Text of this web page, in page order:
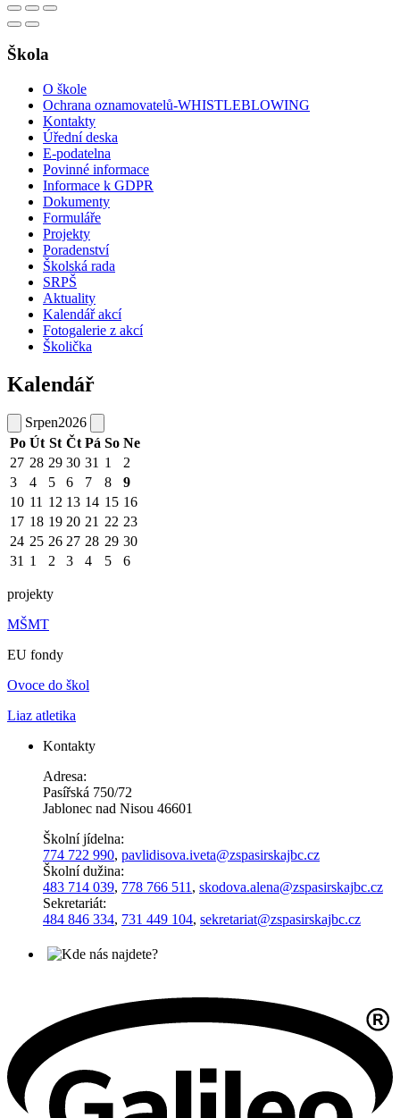
Škola
O škole
Ochrana oznamovatelů-WHISTLEBLOWING
Kontakty
Úřední deska
E-podatelna
Povinné informace
Informace k GDPR
Dokumenty
Formuláře
Projekty
Poradenství
Školská rada
SRPŠ
Aktuality
Kalendář akcí
Fotogalerie z akcí
Školička
Kalendář
Srpen2026
Po Út St Čt Pá So Ne
27 28 29 30 31 1
2
3
4 5 6 7 8
9
10 11 12 13 14 15 16
17 18 19 20 21 22 23
24 25 26 27 28 29 30
31 1 2 3 4 5 6
projekty
MŠMT
EU fondy
Ovoce do škol
Liaz atletika
Kontakty
Adresa:
Pasířská 750/72
Jablonec nad Nisou 46601
Školní jídelna:
774 722 990, pavlidisova.iveta@zspasirskajbc.cz
Školní dužina:
483 714 039, 778 766 511, skodova.alena@zspasirskajbc.cz
Sekretariát:
484 846 334, 731 449 104, sekretariat@zspasirskajbc.cz